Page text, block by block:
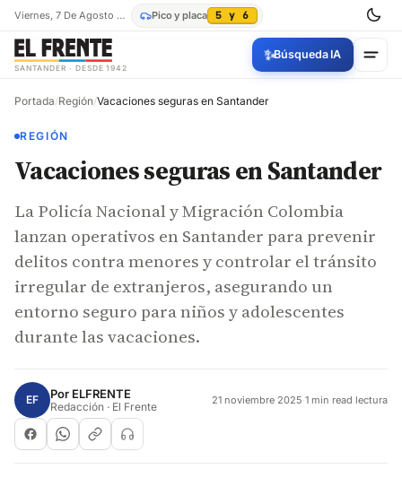
Viernes, 7 De Agosto De 2026 Pico y placa 5 y 6
SANTANDER · DESDE 1942
✨Búsqueda IA
Portada/Región/Vacaciones seguras en Santander
REGIÓN
Vacaciones seguras en Santander
La Policía Nacional y Migración Colombia
lanzan operativos en Santander para prevenir
delitos contra menores y controlar el tránsito
irregular de extranjeros, asegurando un
entorno seguro para niños y adolescentes
durante las vacaciones.
EF Por ELFRENTE
Redacción · El Frente 21 noviembre 2025·1 min read lectura